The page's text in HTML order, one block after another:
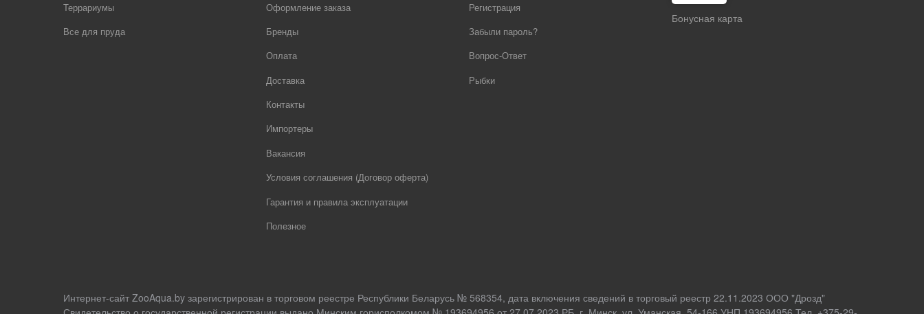
Террариумы
Все для пруда
Оформление заказа
Бренды
Оплата
Доставка
Контакты
Импортеры
Вакансия
Условия соглашения (Договор оферта)
Гарантия и правила эксплуатации
Полезное
Регистрация
Забыли пароль?
Вопрос-Ответ
Рыбки
Бонусная карта
Интернет-сайт ZooAqua.by зарегистрирован в торговом реестре Республики Беларусь № 568354, дата включения сведений в торговый реестр 22.11.2023 ООО "Дрозд"